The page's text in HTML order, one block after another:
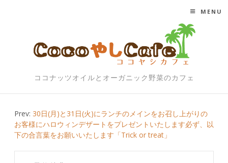
ココナッツオイルとオーガニック野菜のカフェ
MENU
Post
navigation
Prev: 30日(月)と31日(火)にランチのメインをお召し上がりの
お客様にハロウィンデザートをプレゼントいたします必ず、以
下の合言葉をお願いいたします「Trick or treat」